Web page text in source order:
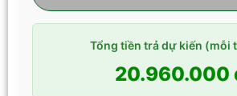
Tổng tiền trả dự kiến (mỗi
20.960.000